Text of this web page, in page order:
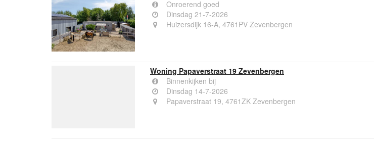
Onroerend goed
Dinsdag 21-7-2026
Huizersdijk 16-A, 4761PV Zevenbergen
Woning Papaverstraat 19 Zevenbergen
Binnenkijken bij
Dinsdag 14-7-2026
Papaverstraat 19, 4761ZK Zevenbergen